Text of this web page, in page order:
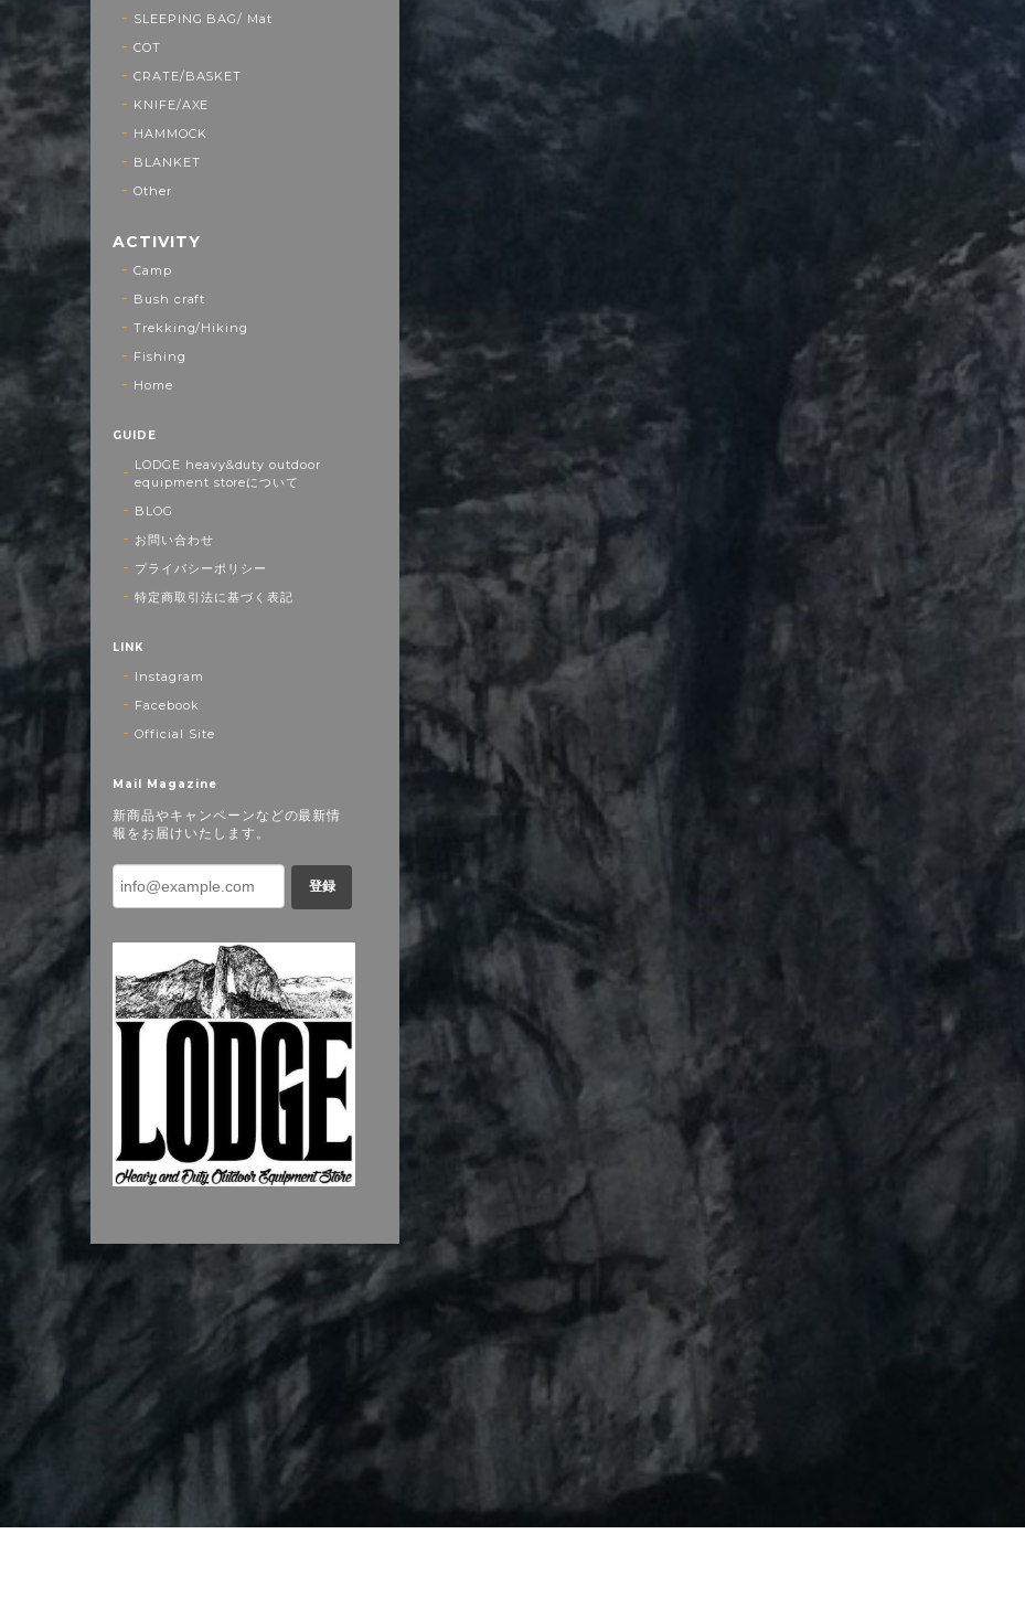
SLEEPING BAG/ Mat
COT
CRATE/BASKET
KNIFE/AXE
HAMMOCK
BLANKET
Other
ACTIVITY
Camp
Bush craft
Trekking/Hiking
Fishing
Home
GUIDE
LODGE heavy&duty outdoor
equipment storeについて
BLOG
お問い合わせ
プライバシーポリシー
特定商取引法に基づく表記
LINK
Instagram
Facebook
Official Site
Mail Magazine
新商品やキャンペーンなどの最新情
報をお届けいたします。
登録